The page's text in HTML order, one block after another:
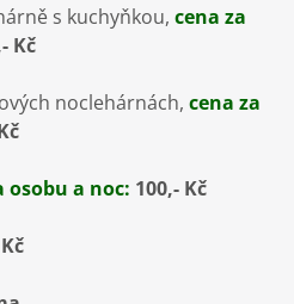
s kuchyňkou, cena za
Kč
noclehárnách, cena za
osobu a noc: 100,- Kč